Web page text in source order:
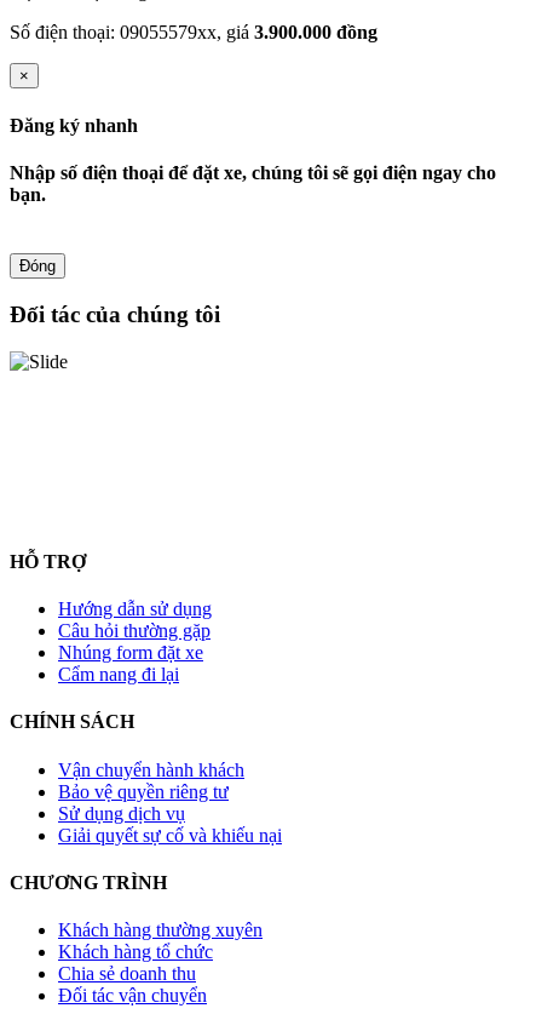
Số điện thoại: 09055579xx, giá 3.900.000 đồng
×
Đăng ký nhanh
Nhập số điện thoại để đặt xe, chúng tôi sẽ gọi điện ngay cho
bạn.
Đóng
Đối tác của chúng tôi
HỖ TRỢ
Hướng dẫn sử dụng
Câu hỏi thường gặp
Nhúng form đặt xe
Cẩm nang đi lại
CHÍNH SÁCH
Vận chuyển hành khách
Bảo vệ quyền riêng tư
Sử dụng dịch vụ
Giải quyết sự cố và khiếu nại
CHƯƠNG TRÌNH
Khách hàng thường xuyên
Khách hàng tổ chức
Chia sẻ doanh thu
Đối tác vận chuyển